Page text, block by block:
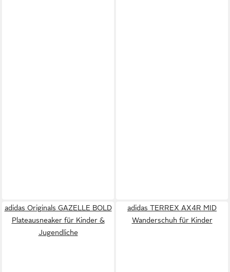
adidas Originals GAZELLE BOLD
Plateausneaker für Kinder &
Jugendliche
adidas TERREX AX4R MID
Wanderschuh für Kinder